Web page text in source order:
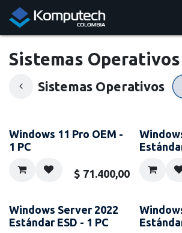
Ir al contenido
Sistemas Operativos
Sistemas Operativos
Windows 11 Pro OEM -
1 PC
$ 71.400,00
Windows Server 2022
Estándar ESD - 1 PC